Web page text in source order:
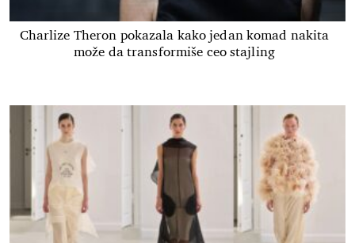
Charlize Theron pokazala kako jedan komad nakita
može da transformiše ceo stajling